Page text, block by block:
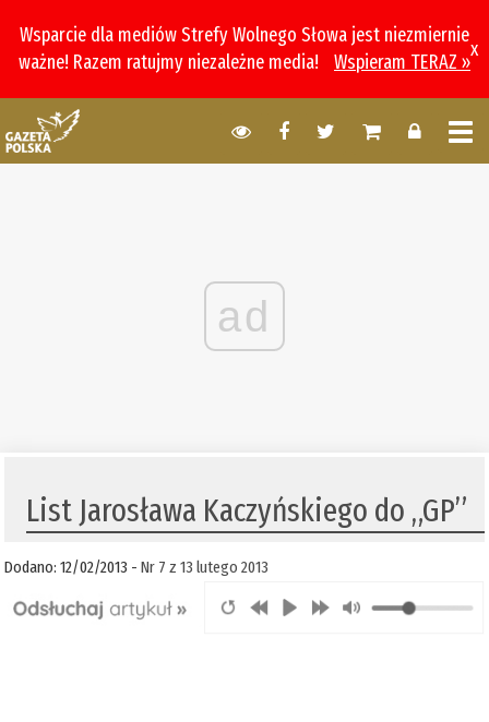
Wsparcie dla mediów Strefy Wolnego Słowa jest niezmiernie
ważne! Razem ratujmy niezależne media!
Wspieram TERAZ »
x
ad
List Jarosława Kaczyńskiego do „GP”
Dodano: 12/02/2013 -Nr 7 z 13 lutego 2013